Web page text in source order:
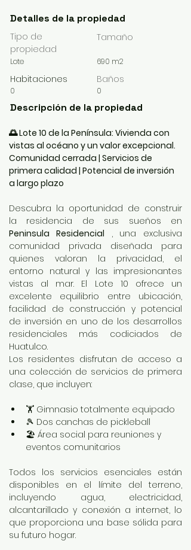
Detalles de la propiedad
Tipo de
propiedad
Lote
Habitaciones
0
Tamaño
690 m2
Baños
0
Descripción de la propiedad
🌅 Lote 10 de la Península: Vivienda con
vistas al océano y un valor excepcional.
Comunidad cerrada | Servicios de
primera calidad | Potencial de inversión
a largo plazo
Descubra la oportunidad de construir
Peninsula Residencial , una exclusiva
comunidad privada diseñada para
quienes valoran la privacidad, el
entorno natural y las impresionantes
vistas al mar. El Lote 10 ofrece un
excelente equilibrio entre ubicación,
facilidad de construcción y potencial
de inversión en uno de los desarrollos
residenciales más codiciados de
Huatulco.
Los residentes disfrutan de acceso a
una colección de servicios de primera
clase, que incluyen:
🏋️ Gimnasio totalmente equipado
🎾 Dos canchas de pickleball
🏖️ Área social para reuniones y
eventos comunitarios
Todos los servicios esenciales están
disponibles en el límite del terreno,
incluyendo agua, electricidad,
alcantarillado y conexión a internet, lo
que proporciona una base sólida para
su futuro hogar.